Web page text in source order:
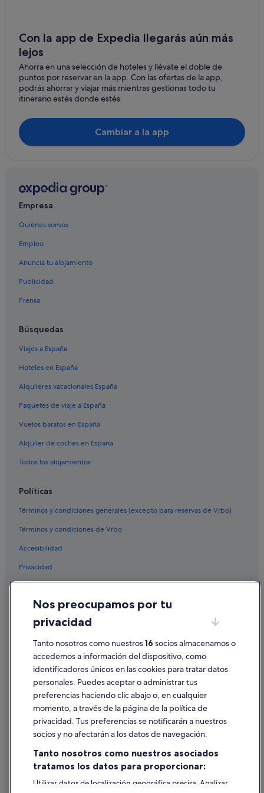
Con la app de Expedia llegarás aún más
lejos
Ahorra en una selección de hoteles y llévate el doble de
puntos por reservar en la app. Con las ofertas de la app,
podrás ahorrar y viajar más mientras gestionas todo tu
itinerario estés donde estés.
Cambiar a la app
Empresa
Quiénes somos
Empleo
Anuncia tu alojamiento
Publicidad
Prensa
Búsquedas
Viajes a España
Hoteles en España
Alquileres vacacionales España
Paquetes de viaje a España
Vuelos baratos en España
Alquiler de coches en España
Todos los alojamientos
Políticas
Términos y condiciones generales (excepto para reservas de Vrbo)
Términos y condiciones de Vrbo
Accesibilidad
Privacidad
Condiciones de uso
Información legal/contacto
Pautas sobre el contenido y cómo denunciar contenido
Ayuda
Cancelar un vuelo
Cancelar una reserva de hotel o de un alquiler vacacional
Utilizar un cupón de Expedia
Documentos para viajes internacionales
Nos preocupamos por tu
privacidad
Tanto nosotros como nuestros16 socios almacenamos o
accedemos a información del dispositivo, como
identificadores únicos en las cookies para tratar datos
personales. Puedes aceptar o administrar tus
preferencias haciendo clic abajo o, en cualquier
momento, a través de la página de la política de
privacidad. Tus preferencias se notificarán a nuestros
socios y no afectarán a los datos de navegación.
Tanto nosotros como nuestros asociados
tratamos los datos para proporcionar:
Utilizar datos de localización geográfica precisa. Analizar